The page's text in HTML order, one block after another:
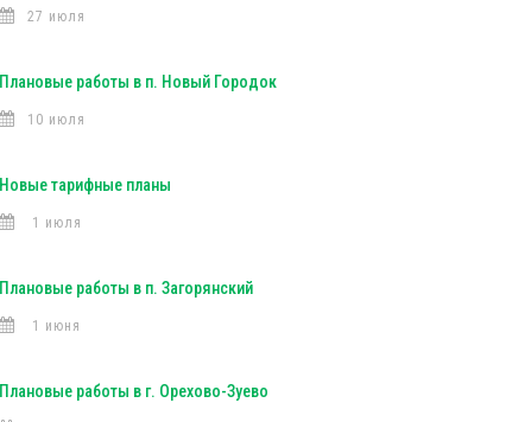
27 июля
Плановые работы в п. Новый Городок
10 июля
Новые тарифные планы
1 июля
Плановые работы в п. Загорянский
1 июня
Плановые работы в г. Орехово-Зуево